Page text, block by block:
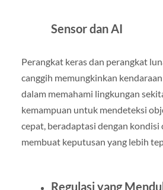
Sensor dan AI
Perangkat keras dan perangkat
canggih memungkinkan
dalam memahami lingkungan
kemampuan untuk mendeteksi
cepat, beradaptasi dengan kondisi
membuat keputusan yang lebih
Regulasi yang